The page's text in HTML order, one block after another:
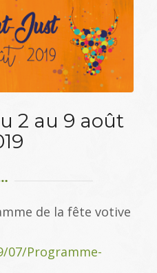
2 au 9 août
de la fête votive
07/Programme-